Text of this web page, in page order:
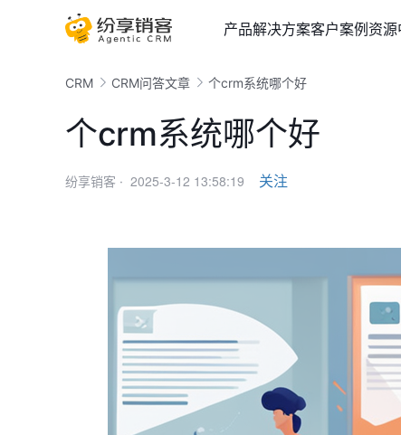
产品解决方案客户案例资
CRM CRM问答文章 个crm系统哪个好
个crm系统哪个好
纷享销客 · 2025-3-12 13:58:19 关注